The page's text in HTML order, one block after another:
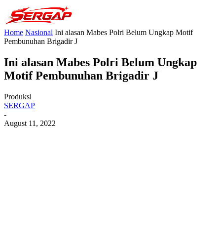
Home Nasional Ini alasan Mabes Polri Belum Ungkap Motif
Pembunuhan Brigadir J
Ini alasan Mabes Polri Belum Ungkap
Motif Pembunuhan Brigadir J
Produksi
SERGAP
-
August 11, 2022